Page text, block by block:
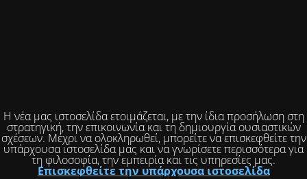
Η νέα μας ιστοσελίδα ετοιμάζεται, με την ίδια προσήλωση στη
στρατηγική, την επικοινωνία και τη δημιουργία ουσιαστικών
σχέσεων. Μέχρι να ολοκληρωθεί, μπορείτε να επισκεφθείτε την
υπάρχουσα ιστοσελίδα μας και να γνωρίσετε περισσότερα για
τη φιλοσοφία, την εμπειρία και τις υπηρεσίες μας.
Επισκεφθείτε την υπάρχουσα ιστοσελίδα